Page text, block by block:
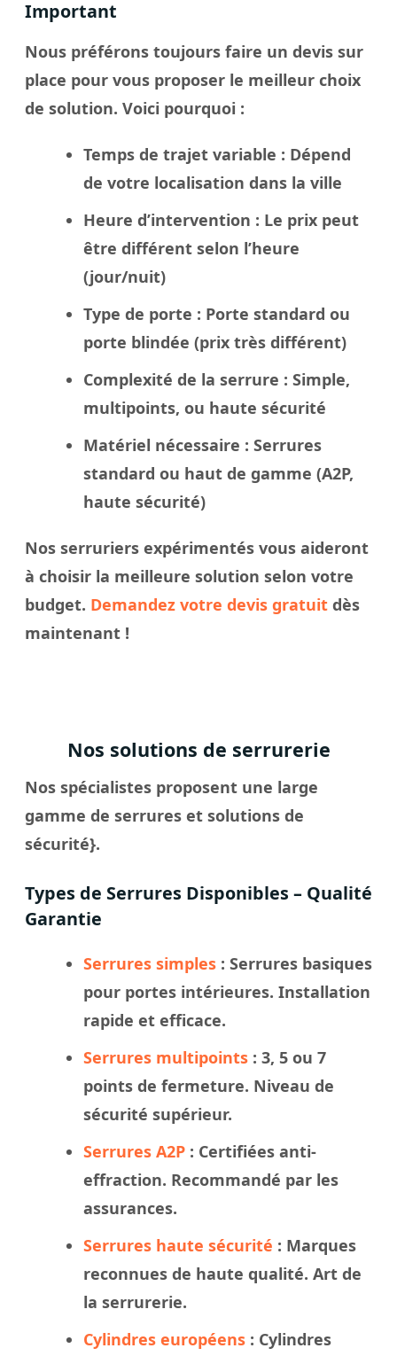
Important
Nous préférons toujours faire un devis sur
place pour vous proposer le meilleur choix
de solution. Voici pourquoi :
Temps de trajet variable : Dépend
de votre localisation dans la ville
Heure d’intervention : Le prix peut
être différent selon l’heure
(jour/nuit)
Type de porte : Porte standard ou
porte blindée (prix très différent)
Complexité de la serrure : Simple,
multipoints, ou haute sécurité
Matériel nécessaire : Serrures
standard ou haut de gamme (A2P,
haute sécurité)
Nos serruriers expérimentés vous aideront
à choisir la meilleure solution selon votre
budget. Demandez votre devis gratuit dès
maintenant !
Nos solutions de serrurerie
Nos spécialistes proposent une large
gamme de serrures et solutions de
sécurité}.
Types de Serrures Disponibles – Qualité
Garantie
Serrures simples : Serrures basiques
pour portes intérieures. Installation
rapide et efficace.
Serrures multipoints : 3, 5 ou 7
points de fermeture. Niveau de
sécurité supérieur.
Serrures A2P : Certifiées anti-
effraction. Recommandé par les
assurances.
Serrures haute sécurité : Marques
reconnues de haute qualité. Art de
la serrurerie.
Cylindres européens : Cylindres